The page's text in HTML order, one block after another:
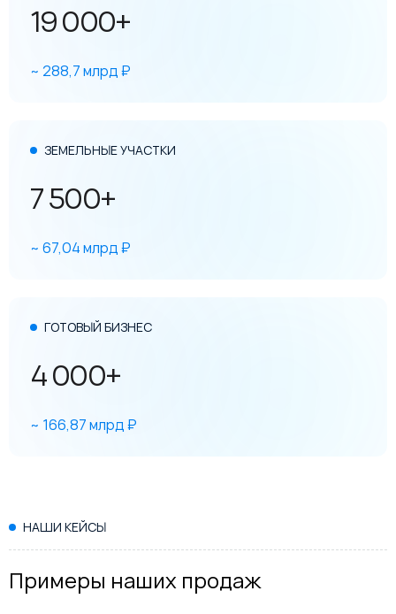
19 000+
~ 288,7 млрд ₽
ЗЕМЕЛЬНЫЕ УЧАСТКИ
7 500+
~ 67,04 млрд ₽
ГОТОВЫЙ БИЗНЕС
4 000+
~ 166,87 млрд ₽
НАШИ КЕЙСЫ
Примеры наших продаж